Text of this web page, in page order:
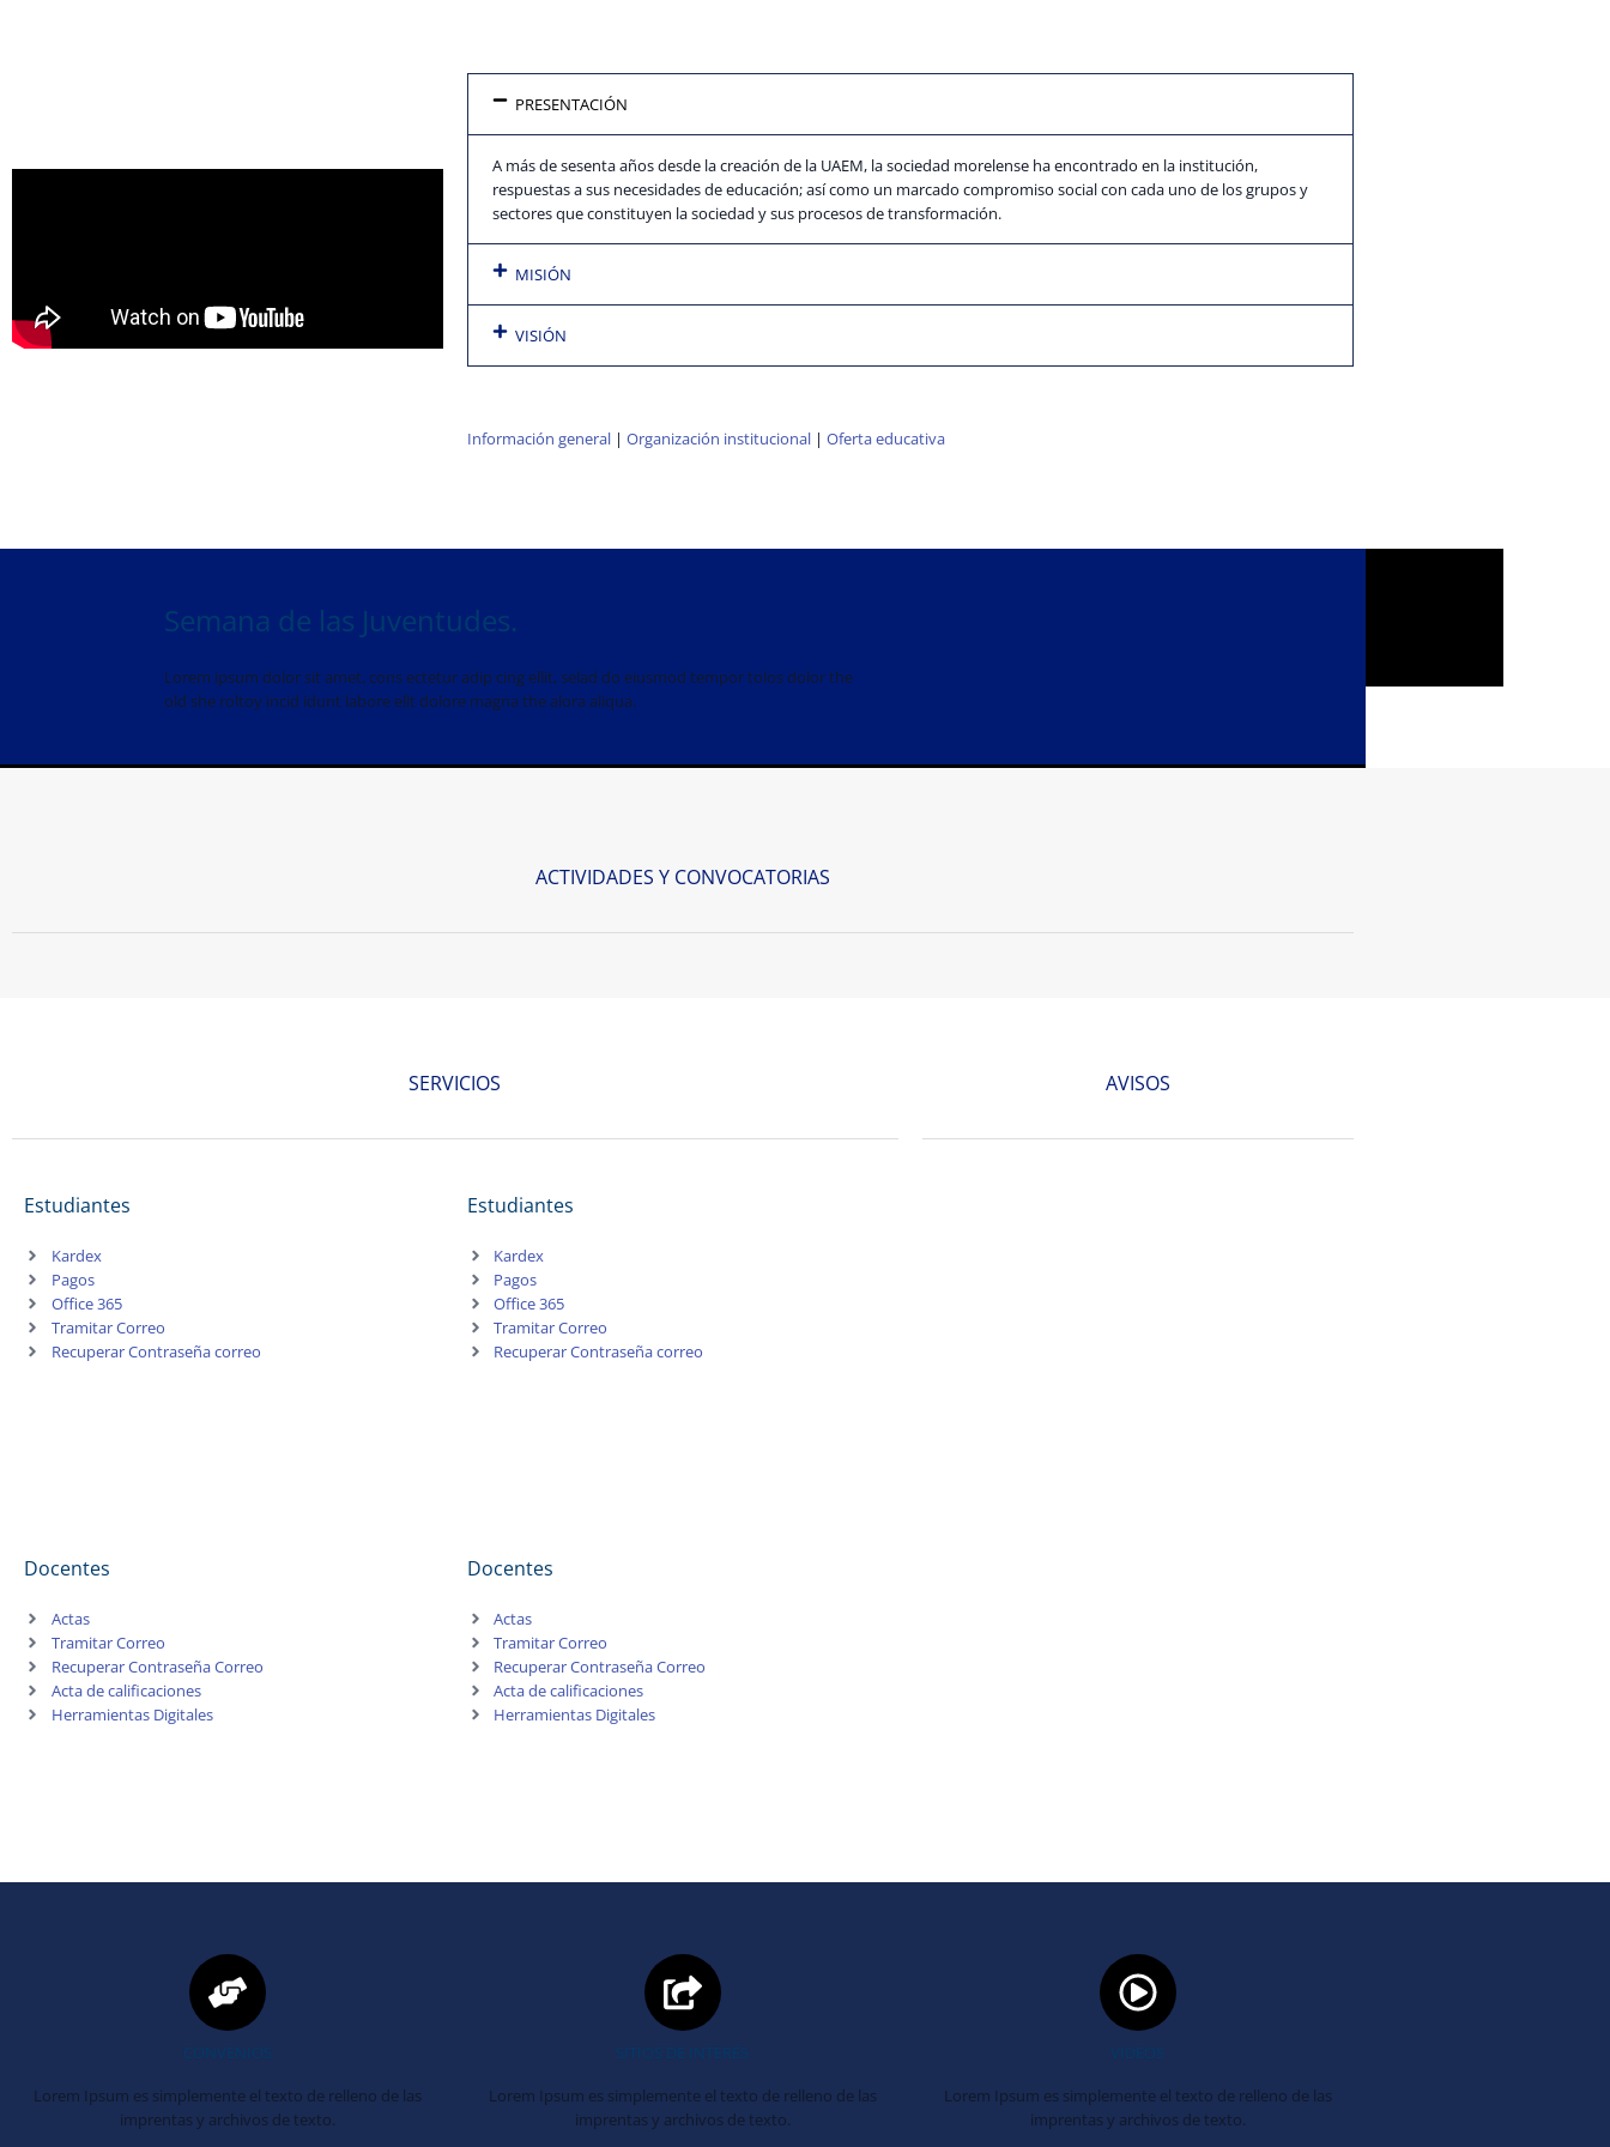
PRESENTACIÓN
A más de sesenta años desde la creación de la UAEM, la sociedad morelense ha encontrado en la institución,
respuestas a sus necesidades de educación; así como un marcado compromiso social con cada uno de los grupos y
sectores que constituyen la sociedad y sus procesos de transformación.
MISIÓN
VISIÓN
Información general| Organización institucional| Oferta educativa
Semana de las Juventudes.
Lorem ipsum dolor sit amet, cons ectetur adip cing ellit, selad do eiusmod tempor tolos dolor the
old she roltoy incid idunt labore ellt dolore magna the alora aliqua.
ACTIVIDADES Y CONVOCATORIAS
SERVICIOS
Estudiantes
Kardex
Pagos
Office 365
Tramitar Correo
Recuperar Contraseña correo
Docentes
Actas
Tramitar Correo
Recuperar Contraseña Correo
Acta de calificaciones
Herramientas Digitales
Estudiantes
Kardex
Pagos
Office 365
Tramitar Correo
Recuperar Contraseña correo
Docentes
Actas
Tramitar Correo
Recuperar Contraseña Correo
Acta de calificaciones
Herramientas Digitales
AVISOS
CONVENIOS
Lorem Ipsum es simplemente el texto de relleno de las
imprentas y archivos de texto.
SITIOS DE INTERÉS
Lorem Ipsum es simplemente el texto de relleno de las
imprentas y archivos de texto.
VIDEOS
Lorem Ipsum es simplemente el texto de relleno de las
imprentas y archivos de texto.